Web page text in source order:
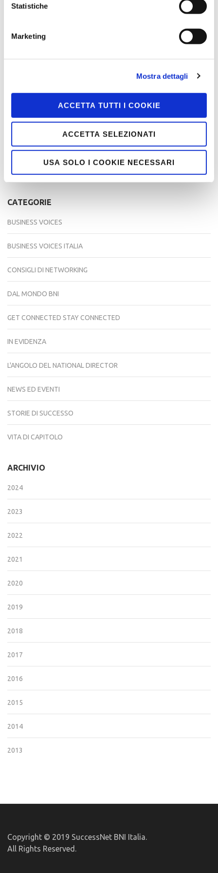
Statistiche
Marketing
Mostra dettagli
ACCETTA TUTTI I COOKIE
ACCETTA SELEZIONATI
USA SOLO I COOKIE NECESSARI
Navigazione
Ho una referenza per te!
Prove 2
per:
CATEGORIE
BUSINESS VOICES
BUSINESS VOICES ITALIA
CONSIGLI DI NETWORKING
DAL MONDO BNI
GET CONNECTED STAY CONNECTED
IN EVIDENZA
L'ANGOLO DEL NATIONAL DIRECTOR
NEWS ED EVENTI
STORIE DI SUCCESSO
VITA DI CAPITOLO
ARCHIVIO
2024
2023
2022
2021
2020
2019
2018
2017
2016
2015
2014
2013
Copyright © 2019 SuccessNet BNI Italia.
All Rights Reserved.